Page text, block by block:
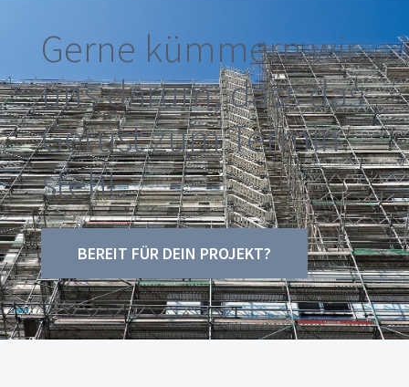
Gerne kümmern wir
uns darum, dass das
Gerüst zum Termin
steht.
BEREIT FÜR DEIN PROJEKT?